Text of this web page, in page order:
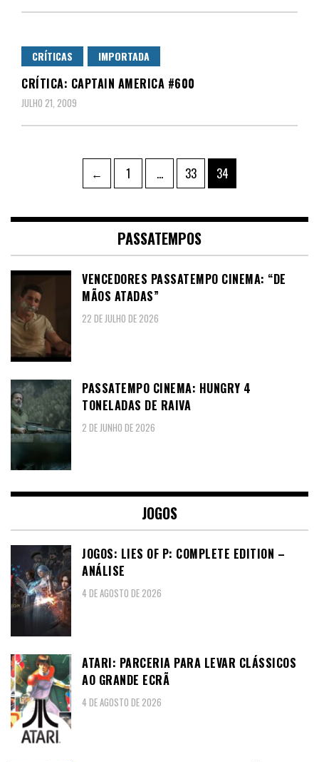
CRÍTICAS IMPORTADA
CRÍTICA: CAPTAIN AMERICA #600
JULHO 21, 2009
conteúdos
← Page
1 … Page
33 Page
34
PASSATEMPOS
VENCEDORES PASSATEMPO CINEMA: “DE
MÃOS ATADAS”
22 DE JULHO DE 2026
PASSATEMPO CINEMA: HUNGRY 4
TONELADAS DE RAIVA
2 DE JUNHO DE 2026
JOGOS
JOGOS: LIES OF P: COMPLETE EDITION –
ANÁLISE
4 DE AGOSTO DE 2026
ATARI: PARCERIA PARA LEVAR CLÁSSICOS
AO GRANDE ECRÃ
4 DE AGOSTO DE 2026